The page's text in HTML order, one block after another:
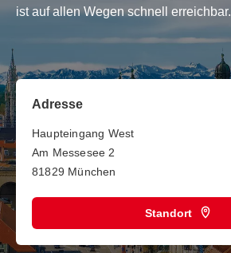
ist auf allen Wegen schnell erreichbar.
Adresse
Haupteingang West
Am Messesee 2
81829 München
Standort